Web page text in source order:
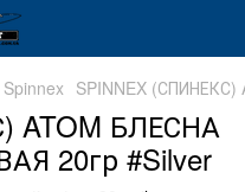
Spinnex SPINNEX
ATOM БЛЕСНА
20гр #Silver